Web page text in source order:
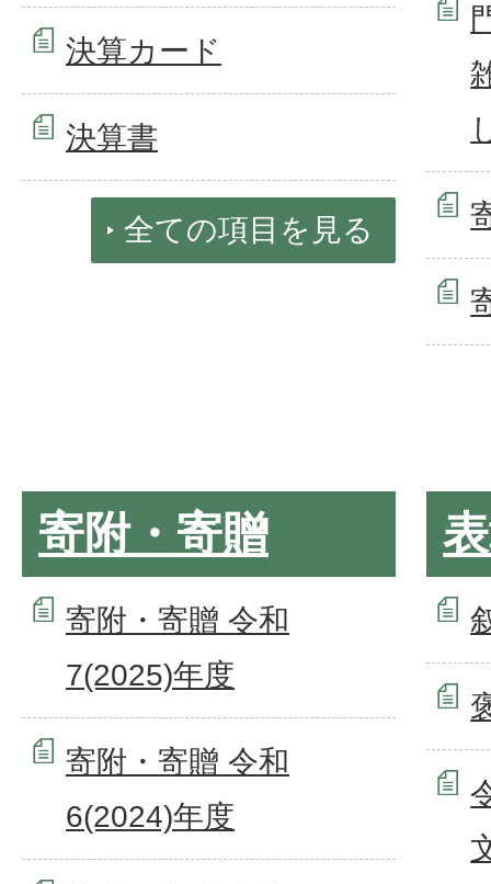
決算カード
決算書
全ての項目を見る
寄附・寄贈
寄附・寄贈 令和
7(2025)年度
寄附・寄贈 令和
6(2024)年度